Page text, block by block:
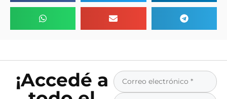
¡Accedé a